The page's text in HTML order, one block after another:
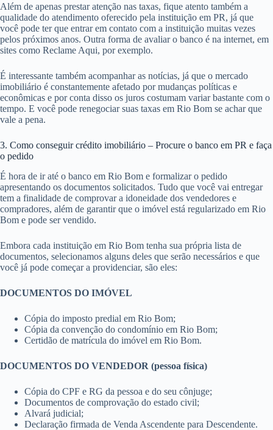
Além de apenas prestar atenção nas taxas, fique atento também a
qualidade do atendimento oferecido pela instituição em PR, já que
você pode ter que entrar em contato com a instituição muitas vezes
pelos próximos anos. Outra forma de avaliar o banco é na internet, em
sites como Reclame Aqui, por exemplo.
É interessante também acompanhar as notícias, já que o mercado
imobiliário é constantemente afetado por mudanças políticas e
econômicas e por conta disso os juros costumam variar bastante com o
tempo. E você pode renegociar suas taxas em Rio Bom se achar que
vale a pena.
3. Como conseguir crédito imobiliário – Procure o banco em PR e faça
o pedido
É hora de ir até o banco em Rio Bom e formalizar o pedido
apresentando os documentos solicitados. Tudo que você vai entregar
tem a finalidade de comprovar a idoneidade dos vendedores e
compradores, além de garantir que o imóvel está regularizado em Rio
Bom e pode ser vendido.
Embora cada instituição em Rio Bom tenha sua própria lista de
documentos, selecionamos alguns deles que serão necessários e que
você já pode começar a providenciar, são eles:
DOCUMENTOS DO IMÓVEL
Cópia do imposto predial em Rio Bom;
Cópia da convenção do condomínio em Rio Bom;
Certidão de matrícula do imóvel em Rio Bom.
DOCUMENTOS DO VENDEDOR (pessoa física)
Cópia do CPF e RG da pessoa e do seu cônjuge;
Documentos de comprovação do estado civil;
Alvará judicial;
Declaração firmada de Venda Ascendente para Descendente.